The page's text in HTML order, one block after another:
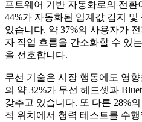
프트웨어 기반 자동화로의 전환
44%가 자동화된 임계값 감지
있습니다. 약 37%의 사용자가
자 작업 흐름을 간소화할 수 있
을 선호합니다.
무선 기술은 시장 행동에도 영
의 약 32%가 무선 헤드셋과
갖추고 있습니다. 또 다른 28%
적 위치에서 청력 테스트를 수